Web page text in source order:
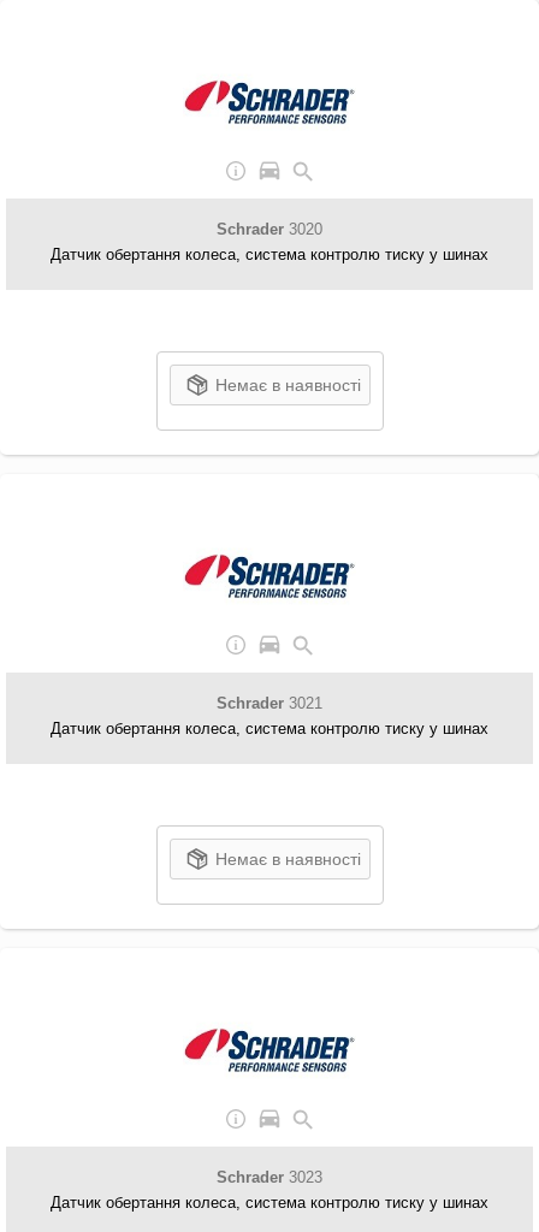
Schrader 3020
Датчик обертання колеса, система контролю тиску у шинах
Немає в наявності
Schrader 3021
Датчик обертання колеса, система контролю тиску у шинах
Немає в наявності
Schrader 3023
Датчик обертання колеса, система контролю тиску у шинах